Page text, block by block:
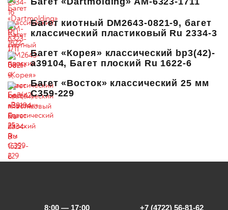
Багет киотный DM2643-0821-9, багет
классический пластиковый Ru 2334-3
Багет «Корея» классический bp3(42)-
a39104, Багет плоский Ru 1622-6
Багет «Восток» классический 25 мм
C359-229
8:00 — 17:00 +7 (4722) 56-81-62